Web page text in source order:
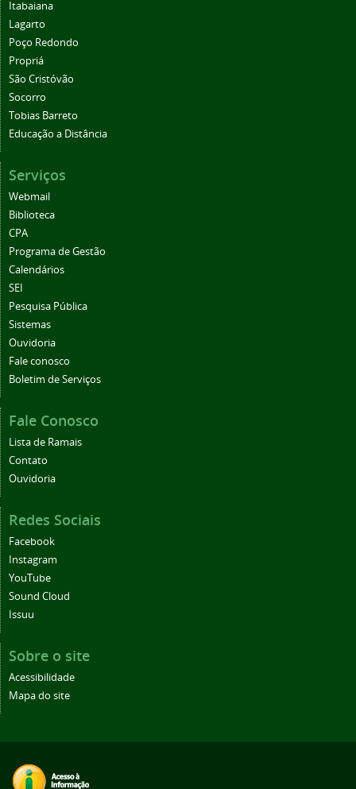
Itabaiana
Lagarto
Poço Redondo
Propriá
São Cristóvão
Socorro
Tobias Barreto
Educação a Distância
Serviços
Webmail
Biblioteca
CPA
Programa de Gestão
Calendários
SEI
Pesquisa Pública
Sistemas
Ouvidoria
Fale conosco
Boletim de Serviços
Fale Conosco
Lista de Ramais
Contato
Ouvidoria
Redes Sociais
Facebook
Instagram
YouTube
Sound Cloud
Issuu
Sobre o site
Acessibilidade
Mapa do site